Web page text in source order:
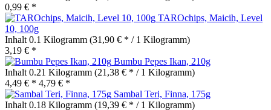
0,99 € *
TAROchips, Maicih, Level
10, 100g
Inhalt 0.1 Kilogramm (31,90 € * / 1 Kilogramm)
3,19 € *
Bumbu Pepes Ikan, 210g
Inhalt 0.21 Kilogramm (21,38 € * / 1 Kilogramm)
4,49 € * 4,79 € *
Sambal Teri, Finna, 175g
Inhalt 0.18 Kilogramm (19,39 € * / 1 Kilogramm)